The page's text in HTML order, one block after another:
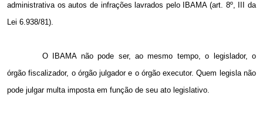
administrativa os autos de infrações lavrados pelo IBAMA (art. 8º, III da
Lei 6.938/81).
O IBAMA não pode ser, ao mesmo tempo, o legislador, o
órgão fiscalizador, o órgão julgador e o órgão executor. Quem legisla não
pode julgar multa imposta em função de seu ato legislativo.